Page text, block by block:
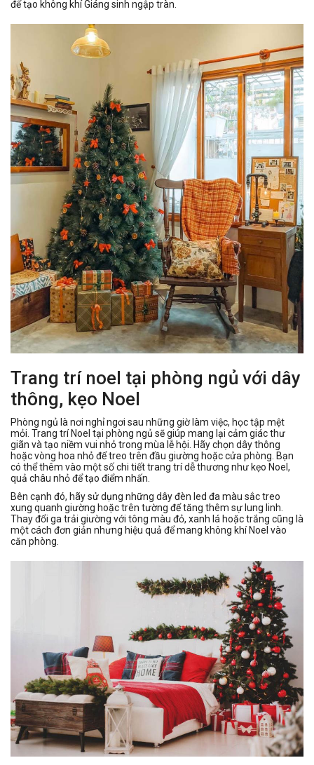
để tạo không khí Giáng sinh ngập tràn.
Trang trí noel tại phòng ngủ với dây
thông, kẹo Noel
Phòng ngủ là nơi nghỉ ngơi sau những giờ làm việc, học tập mệt
mỏi. Trang trí Noel tại phòng ngủ sẽ giúp mang lại cảm giác thư
giãn và tạo niềm vui nhỏ trong mùa lễ hội. Hãy chọn dây thông
hoặc vòng hoa nhỏ để treo trên đầu giường hoặc cửa phòng. Bạn
có thể thêm vào một số chi tiết trang trí dễ thương như kẹo Noel,
quả châu nhỏ để tạo điểm nhấn.
Bên cạnh đó, hãy sử dụng những dây đèn led đa màu sắc treo
xung quanh giường hoặc trên tường để tăng thêm sự lung linh.
Thay đổi ga trải giường với tông màu đỏ, xanh lá hoặc trắng cũng là
một cách đơn giản nhưng hiệu quả để mang không khí Noel vào
căn phòng.